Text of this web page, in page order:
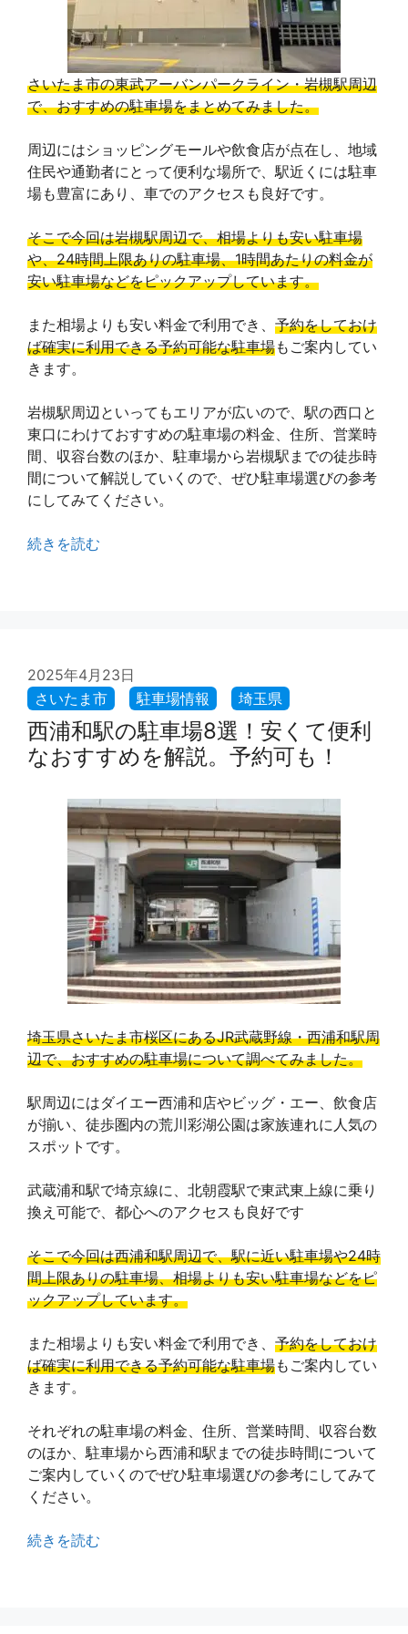
さいたま市の東武アーバンパークライン・岩槻駅周辺
で、おすすめの駐車場をまとめてみました。
周辺にはショッピングモールや飲食店が点在し、地域
住民や通勤者にとって便利な場所で、駅近くには駐車
場も豊富にあり、車でのアクセスも良好です。
そこで今回は岩槻駅周辺で、相場よりも安い駐車場
や、24時間上限ありの駐車場、1時間あたりの料金が
安い駐車場などをピックアップしています。
また相場よりも安い料金で利用でき、 予約をしておけ
ば確実に利用できる予約可能な駐車場もご案内してい
きます。
岩槻駅周辺といってもエリアが広いので、駅の西口と
東口にわけておすすめの駐車場の料金、住所、営業時
間、収容台数のほか、駐車場から岩槻駅までの徒歩時
間について解説していくので、ぜひ駐車場選びの参考
にしてみてください。
続きを読む
2025年4月23日
西浦和駅の駐車場8選！安くて便利
なおすすめを解説。予約可も！
埼玉県さいたま市桜区にあるJR武蔵野線・西浦和駅周
辺で、おすすめの駐車場について調べてみました。
駅周辺にはダイエー西浦和店やビッグ・エー、飲食店
が揃い、徒歩圏内の荒川彩湖公園は家族連れに人気の
スポットです。
武蔵浦和駅で埼京線に、北朝霞駅で東武東上線に乗り
換え可能で、都心へのアクセスも良好です
そこで今回は西浦和駅周辺で、駅に近い駐車場や24時
間上限ありの駐車場、相場よりも安い駐車場などをピ
ックアップしています。
また相場よりも安い料金で利用でき、 予約をしておけ
ば確実に利用できる予約可能な駐車場もご案内してい
きます。
それぞれの駐車場の料金、住所、営業時間、収容台数
のほか、駐車場から西浦和駅までの徒歩時間について
ご案内していくのでぜひ駐車場選びの参考にしてみて
ください。
続きを読む